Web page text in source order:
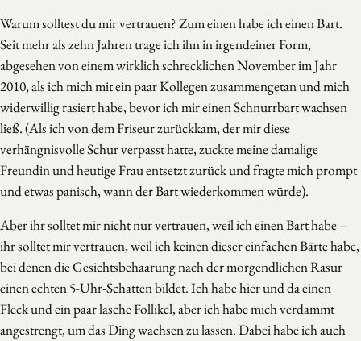
Warum solltest du mir vertrauen? Zum einen habe ich einen Bart.
Seit mehr als zehn Jahren trage ich ihn in irgendeiner Form,
abgesehen von einem wirklich schrecklichen November im Jahr
2010, als ich mich mit ein paar Kollegen zusammengetan und mich
widerwillig rasiert habe, bevor ich mir einen Schnurrbart wachsen
ließ. (Als ich von dem Friseur zurückkam, der mir diese
verhängnisvolle Schur verpasst hatte, zuckte meine damalige
Freundin und heutige Frau entsetzt zurück und fragte mich prompt
und etwas panisch, wann der Bart wiederkommen würde).
Aber ihr solltet mir nicht nur vertrauen, weil ich einen Bart habe –
ihr solltet mir vertrauen, weil ich keinen dieser einfachen Bärte habe,
bei denen die Gesichtsbehaarung nach der morgendlichen Rasur
einen echten 5-Uhr-Schatten bildet. Ich habe hier und da einen
Fleck und ein paar lasche Follikel, aber ich habe mich verdammt
angestrengt, um das Ding wachsen zu lassen. Dabei habe ich auch